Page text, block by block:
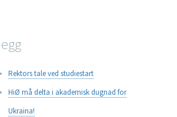
Rektors tale ved studiestart
HiØ må delta i akademisk dugnad for
Ukraina!